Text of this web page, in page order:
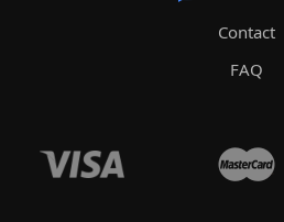
Contact
FAQ